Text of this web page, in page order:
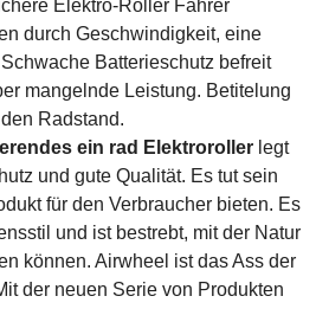
Elektro-Roller Fahrer
durch Geschwindigkeit, eine
Batterieschutz befreit
mangelnde Leistung. Betitelung
Radstand.
ein rad Elektrorollerlegt
und gute Qualität. Es tut sein
für den Verbraucher bieten. Es
und ist bestrebt, mit der Natur
können. Airwheel ist das Ass der
der neuen Serie von Produkten